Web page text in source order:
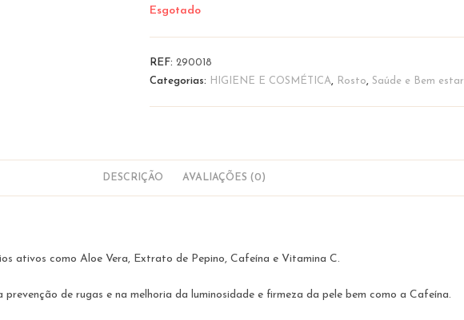
Esgotado
REF: 290018
Categorias:
HIGIENE E COSMÉTICA, Rosto, Saúde e Bem estar
DESCRIÇÃO AVALIAÇÕES (0)
ativos como Aloe Vera, Extrato de Pepino, Cafeína e Vitamina C.
de rugas e na melhoria da luminosidade e firmeza da pele bem como a Cafeína.